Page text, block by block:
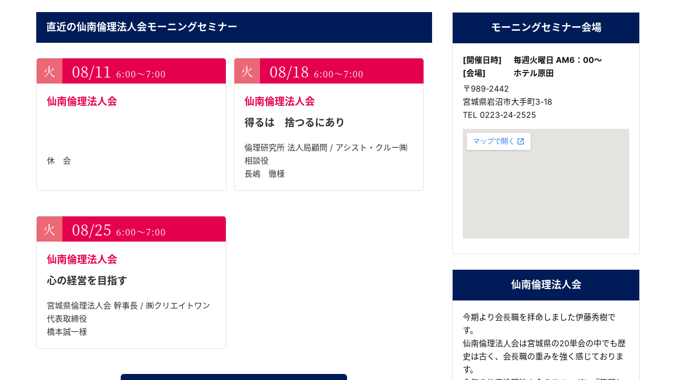
直近の仙南倫理法人会モーニングセミナー
08/11 6:00～7:00
仙南倫理法人会
休 会
08/186:00～7:00
仙南倫理法人会
得るは 捨つるにあり
倫理研究所 法人局顧問 / アシスト・クルー㈱
相談役
長嶋 徹様
08/25 6:00～7:00
仙南倫理法人会
心の経営を目指す
宮城県倫理法人会 幹事長 / ㈱クリエイトワン
代表取締役
橋本誠一様
モーニングセミナー会場
[開催日時]
毎週火曜日 AM6：00～
[会場]
ホテル原田
〒989-2442
宮城県岩沼市大手町3-18
TEL 0223-24-2525
仙南倫理法人会
今期より会⻑職を拝命しました伊藤秀樹で
す。
仙南倫理法⼈会は宮城県の20単会の中でも歴
史は古く、会⻑職の重みを強く感じておりま
す。